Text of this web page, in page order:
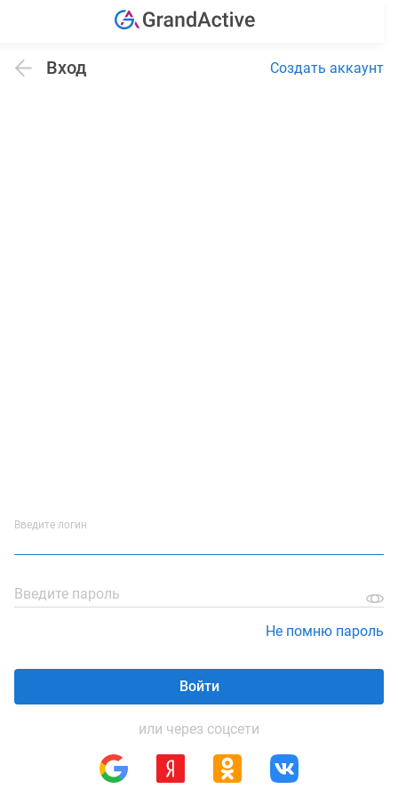
Вход Создать аккаунт
Введите логин
Введите пароль
Не помню пароль
Войти
или через соцсети